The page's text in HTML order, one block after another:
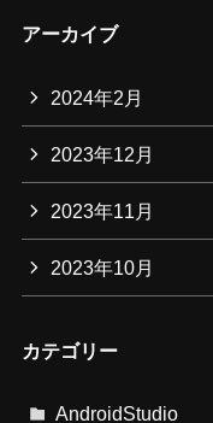
アーカイブ
2024年2月
2023年12月
2023年11月
2023年10月
カテゴリー
AndroidStudio